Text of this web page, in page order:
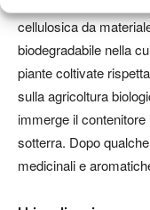
cellulosica da
biodegradabile nella
piante coltivate
sulla agricoltura
immerge il
sotterra. Dopo
medicinali e